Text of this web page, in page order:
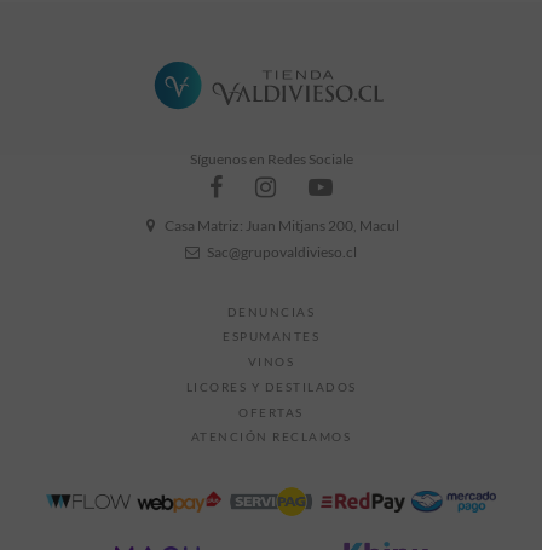
Síguenos en Redes Sociale
Casa Matriz: Juan Mitjans 200, Macul
Sac@grupovaldivieso.cl
DENUNCIAS
ESPUMANTES
VINOS
LICORES Y DESTILADOS
OFERTAS
ATENCIÓN RECLAMOS